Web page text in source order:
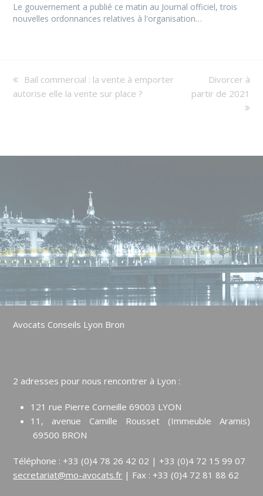
Le gouvernement a publié ce matin au Journal officiel, trois
nouvelles ordonnances relatives à l'organisation…
previous
post:
Bail commercial : la vente à emporter
autorise elle la vente sur place ?
next
post:
Divorcer à
partir de 2021
Avocats Conseils Lyon Bron
2 adresses pour nous rencontrer à Lyon :
121 rue Pierre Corneille 69003 LYON
11, avenue Camille Rousset (Immeuble Aramis)
69500 BRON
Téléphone : +33 (0)4 78 26 42 02 | +33 (0)4 72 15 99 07
secretariat@mo-avocats.fr | Fax : +33 (0)4 72 81 88 62